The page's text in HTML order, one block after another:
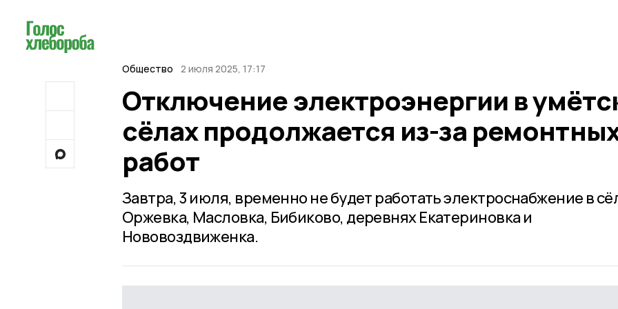
Общество 2 июля 2025, 17:17
Отключение электроэнергии в
сёлах продолжается из-за
работ
Завтра, 3 июля, временно не будет работать электроснабжение в
Оржевка, Масловка, Бибиково, деревнях Екатериновка и
Нововоздвиженка.